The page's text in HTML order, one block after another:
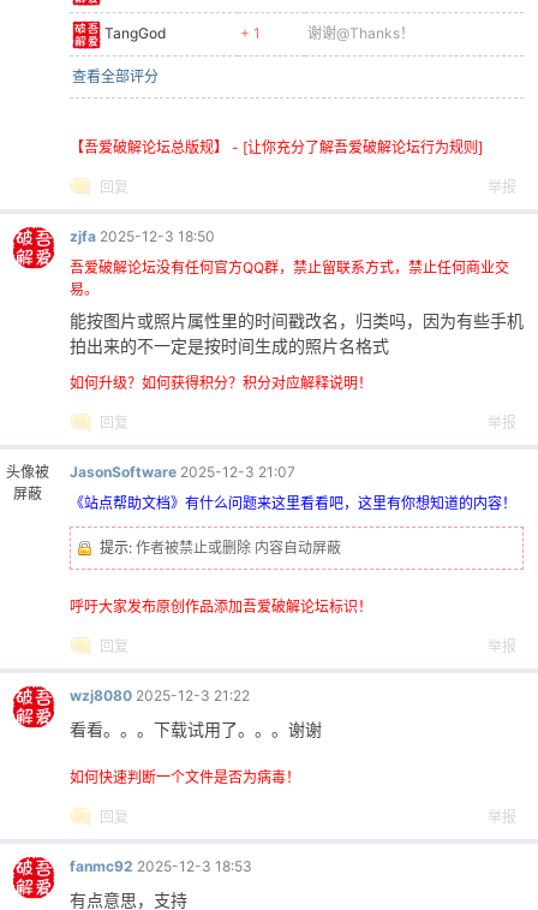
52
TangGod + 1 谢谢@Thanks！
查看全部评分
【吾爱破解论坛总版规】 - [让你充分了解吾爱破解论坛行为规则]
回复 举报
zjfa 2025-12-3 18:50
吾爱破解论坛没有任何官方QQ群，禁止留联系方式，禁止任何商业交
易。
能按图片或照片属性里的时间戳改名，归类吗，因为有些手机
拍出来的不一定是按时间生成的照片名格式
如何升级？如何获得积分？积分对应解释说明！
回复 举报
头像被
屏蔽
JasonSoftware 2025-12-3 21:07
《站点帮助文档》有什么问题来这里看看吧，这里有你想知道的内容！
提示: 作者被禁止或删除 内容自动屏蔽
呼吁大家发布原创作品添加吾爱破解论坛标识！
回复 举报
wzj8080 2025-12-3 21:22
看看。。。下载试用了。。。谢谢
如何快速判断一个文件是否为病毒！
回复 举报
fanmc92 2025-12-3 18:53
有点意思，支持